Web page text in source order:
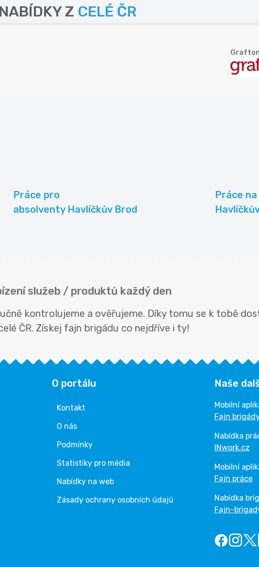
Z CELÉ ČR
Práce pro
absolventy Havlíčkův Brod
Práce na
služeb / produktů každý den
kontrolujeme a ověřujeme. Díky tomu se k tobě
ČR. Získej fajn brigádu co nejdříve i ty!
O portálu
Kontakt
O nás
Podmínky
Statistiky pro média
Nabídky na web
Zásady ochrany osobních údajů
Naše
Mobilní
Fajn
Nabídka
INwork.cz
Mobilní
Fajn práce
Nabídka
Fajn-